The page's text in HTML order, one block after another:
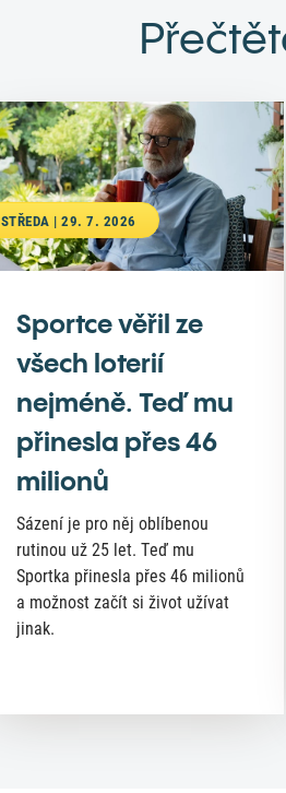
STŘEDA | 29. 7. 2026
Sportce věřil ze
všech loterií
nejméně. Teď mu
přinesla přes 46
milionů
Sázení je pro něj oblíbenou
rutinou už 25 let. Teď mu
Sportka přinesla přes 46 milionů
a možnost začít si život užívat
jinak.